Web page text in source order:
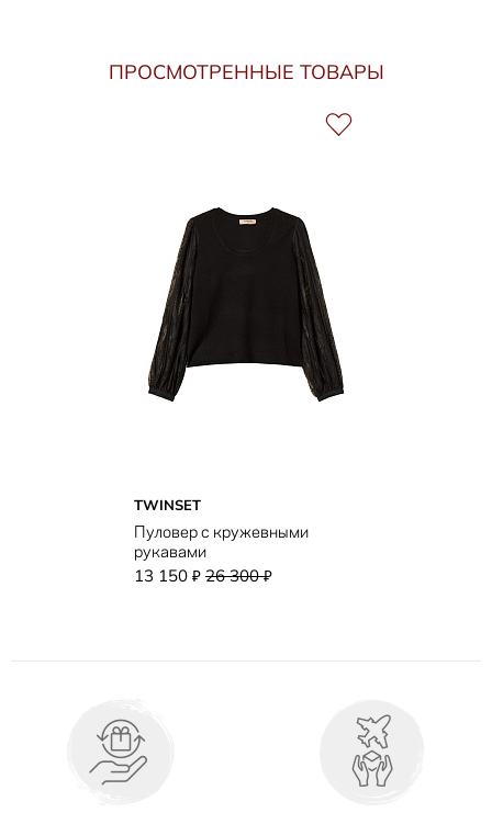
ПРОСМОТРЕННЫЕ ТОВАРЫ
TWINSET
Пуловер с кружевными
рукавами
13 150 ₽ 26 300₽